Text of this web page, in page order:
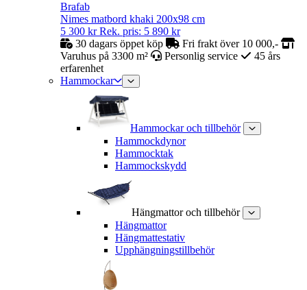
Brafab
Nimes matbord khaki 200x98 cm
5 300 kr Rek. pris: 5 890 kr
30 dagars öppet köp
Fri frakt över 10 000,-
Varuhus på 3300 m²
Personlig service
45 års
erfarenhet
Hammockar
Hammockar och tillbehör
Hammockdynor
Hammocktak
Hammockskydd
Hängmattor och tillbehör
Hängmattor
Hängmattestativ
Upphängningstillbehör